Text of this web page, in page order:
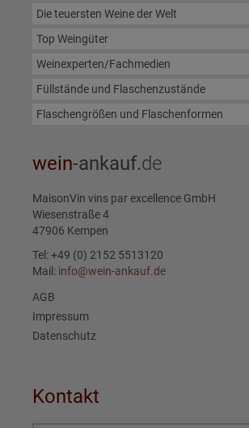
Die teuersten Weine der Welt
Top Weingüter
Weinexperten/Fachmedien
Füllstände und Flaschenzustände
Flaschengrößen und Flaschenformen
wein-ankauf.de
MaisonVin vins par excellence GmbH
Wiesenstraße 4
47906 Kempen
Tel: +49 (0) 2152 5513120
Mail: info@wein-ankauf.de
AGB
Impressum
Datenschutz
Kontakt